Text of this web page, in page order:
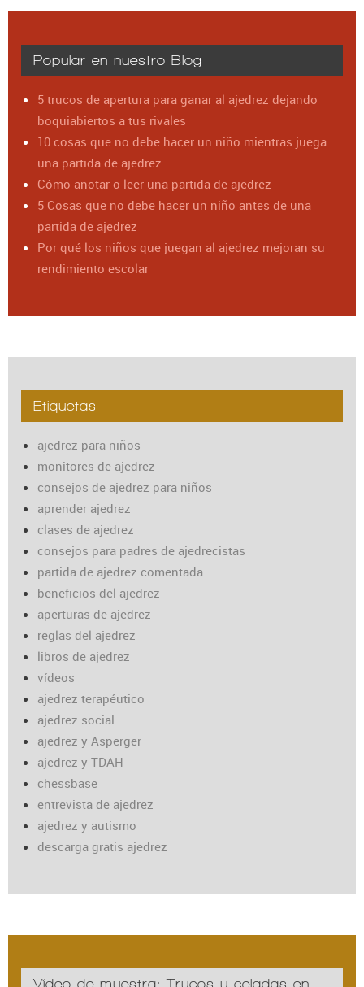
Popular en nuestro Blog
5 trucos de apertura para ganar al ajedrez dejando
boquiabiertos a tus rivales
10 cosas que no debe hacer un niño mientras juega
una partida de ajedrez
Cómo anotar o leer una partida de ajedrez
5 Cosas que no debe hacer un niño antes de una
partida de ajedrez
Por qué los niños que juegan al ajedrez mejoran su
rendimiento escolar
Etiquetas
ajedrez para niños
monitores de ajedrez
consejos de ajedrez para niños
aprender ajedrez
clases de ajedrez
consejos para padres de ajedrecistas
partida de ajedrez comentada
beneficios del ajedrez
aperturas de ajedrez
reglas del ajedrez
libros de ajedrez
vídeos
ajedrez terapéutico
ajedrez social
ajedrez y Asperger
ajedrez y TDAH
chessbase
entrevista de ajedrez
ajedrez y autismo
descarga gratis ajedrez